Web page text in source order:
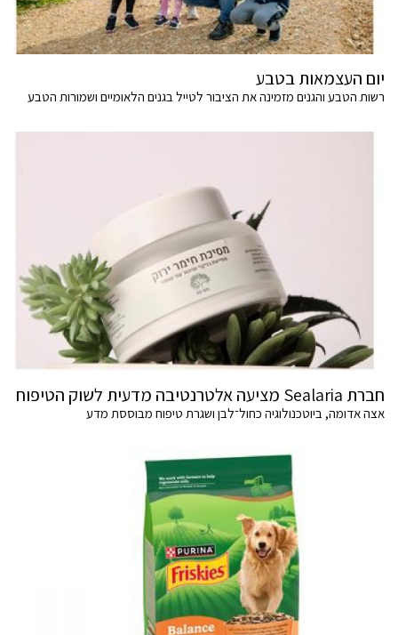
יום העצמאות בטבע
רשות הטבע והגנים מזמינה את הציבור לטייל בגנים הלאומיים ושמורות הטבע
חברת Sealaria מציעה אלטרנטיבה מדעית לשוק הטיפוח
אצה אדומה, ביוטכנולוגיה כחול־לבן ושגרת טיפוח מבוססת מדע